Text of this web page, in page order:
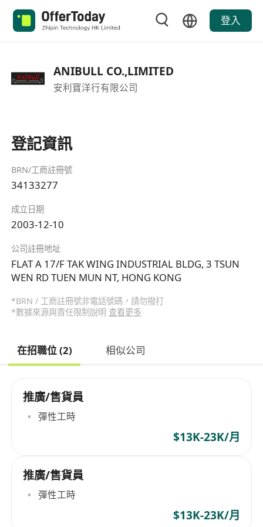
登入
ANIBULL CO.,LIMITED
安利寶洋行有限公司
登記資訊
BRN/工商註冊號
34133277
成立日期
2003-12-10
公司註冊地址
FLAT A 17/F TAK WING INDUSTRIAL BLDG, 3 TSUN
WEN RD TUEN MUN NT, HONG KONG
*BRN / 工商註冊號非電話號碼，請勿撥打
*數據來源與責任限制說明 查看更多
在招職位 (2) 相似公司
推廣/售貨員
彈性工時
$13K-23K/月
推廣/售貨員
彈性工時
$13K-23K/月